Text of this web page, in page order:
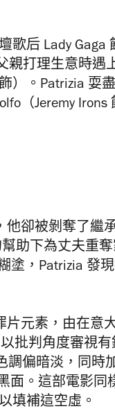
歌后 Lady Gaga
親打理生意時遇
）。Patrizia 耍
（Jeremy
他卻被剝奪了繼
助下為丈夫重
塗，Patrizia 發
片元素，由在意
批判角度審視
調偏暗淡，同時
面。這部電影同
填補這空虛。